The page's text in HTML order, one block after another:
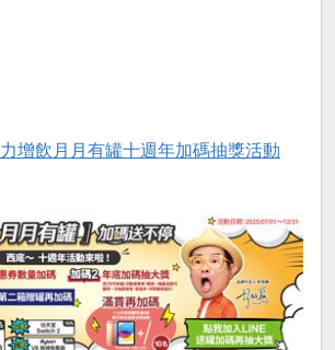
力增飲月月有罐十週年加碼抽獎活動